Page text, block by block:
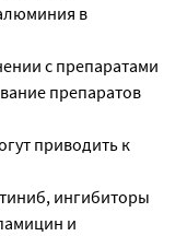
в
с препаратами
препаратов
приводить к
ингибиторы
и